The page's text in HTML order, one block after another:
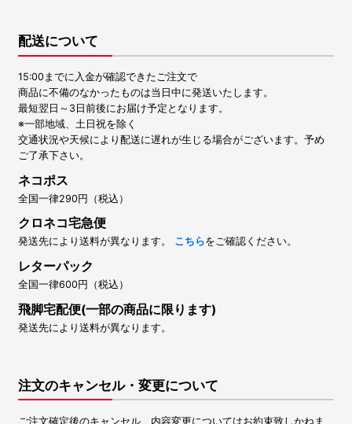
配送について
15:00までに入金が確認できたご注文で
商品に不備のなかったものは当日中に発送いたします。
最短翌日～3日前後にお届け予定となります。
※一部地域、土日祝を除く
交通状況や天候により配送に遅れが生じる場合がございます。予め
ご了承下さい。
ネコポス
全国一律290円（税込）
クロネコ宅急便
発送先により送料が異なります。 こちらをご確認ください。
レターパック
全国一律600円（税込）
飛脚宅配便(一部の商品に限ります)
発送先により送料が異なります。
注文のキャンセル・変更について
ご注文確定後のキャンセル、内容変更についてはお約束致しかねま